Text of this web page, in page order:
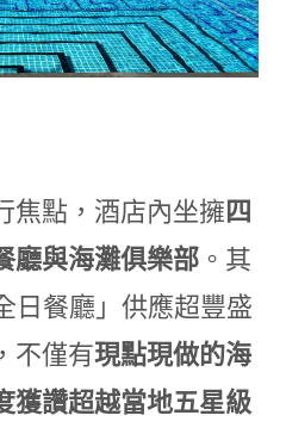
焦點，酒店內坐擁 四
廳與海灘俱樂部。其
日餐廳」供應超豐盛
不僅有現點現做的海
獲讚超越當地五星級